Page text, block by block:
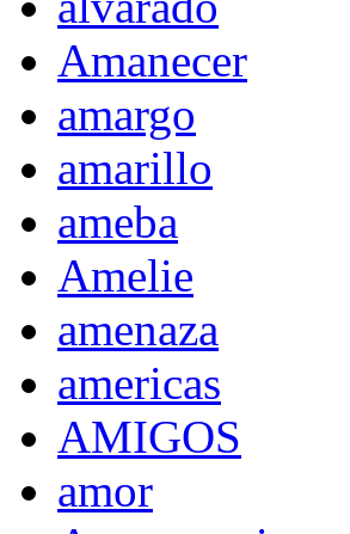
Amanecer
amargo
amarillo
ameba
Amelie
amenaza
americas
AMIGOS
amor